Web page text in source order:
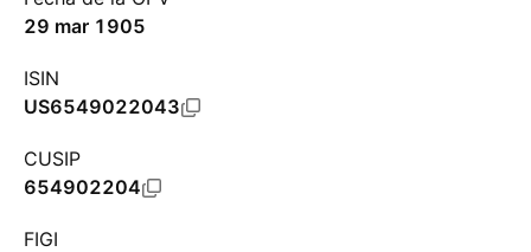
29 mar 1905
ISIN
US6549022043
CUSIP
654902204
FIGI